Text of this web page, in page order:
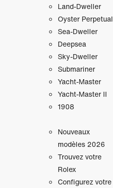
Land-Dweller
Oyster Perpetual
Sea-Dweller
Deepsea
Sky‑Dweller
Submariner
Yacht‑Master
Yacht‑Master II
1908
Nouveaux
modèles 2026
Trouvez votre
Rolex
Configurez votre